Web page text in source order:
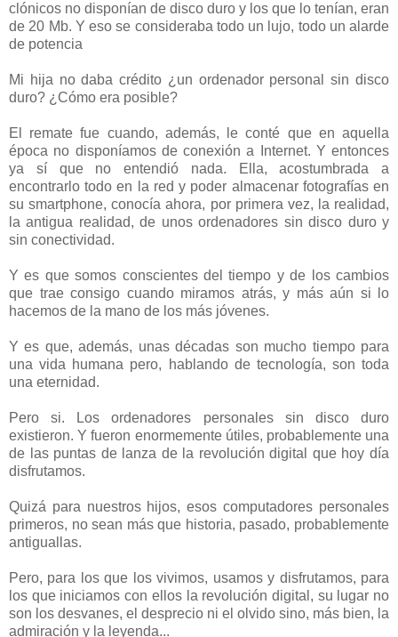
clónicos no disponían de disco duro y los que lo tenían, eran
de 20 Mb. Y eso se consideraba todo un lujo, todo un alarde
de potencia
Mi hija no daba crédito ¿un ordenador personal sin disco
duro? ¿Cómo era posible?
El remate fue cuando, además, le conté que en aquella
época no disponíamos de conexión a Internet. Y entonces
ya sí que no entendió nada. Ella, acostumbrada a
encontrarlo todo en la red y poder almacenar fotografías en
su smartphone, conocía ahora, por primera vez, la realidad,
la antigua realidad, de unos ordenadores sin disco duro y
sin conectividad.
Y es que somos conscientes del tiempo y de los cambios
que trae consigo cuando miramos atrás, y más aún si lo
hacemos de la mano de los más jóvenes.
Y es que, además, unas décadas son mucho tiempo para
una vida humana pero, hablando de tecnología, son toda
una eternidad.
Pero si. Los ordenadores personales sin disco duro
existieron. Y fueron enormemente útiles, probablemente una
de las puntas de lanza de la revolución digital que hoy día
disfrutamos.
Quizá para nuestros hijos, esos computadores personales
primeros, no sean más que historia, pasado, probablemente
antiguallas.
Pero, para los que los vivimos, usamos y disfrutamos, para
los que iniciamos con ellos la revolución digital, su lugar no
son los desvanes, el desprecio ni el olvido sino, más bien, la
admiración y la leyenda...